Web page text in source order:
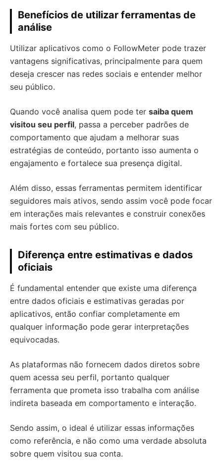
Benefícios de utilizar ferramentas de
análise
Utilizar aplicativos como o FollowMeter pode trazer
vantagens significativas, principalmente para quem
deseja crescer nas redes sociais e entender melhor
seu público.
Quando você analisa quem pode ter saiba quem
visitou seu perfil, passa a perceber padrões de
comportamento que ajudam a melhorar suas
estratégias de conteúdo, portanto isso aumenta o
engajamento e fortalece sua presença digital.
Além disso, essas ferramentas permitem identificar
seguidores mais ativos, sendo assim você pode focar
em interações mais relevantes e construir conexões
mais fortes com seu público.
Diferença entre estimativas e dados
oficiais
É fundamental entender que existe uma diferença
entre dados oficiais e estimativas geradas por
aplicativos, então confiar completamente em
qualquer informação pode gerar interpretações
equivocadas.
As plataformas não fornecem dados diretos sobre
quem acessa seu perfil, portanto qualquer
ferramenta que prometa isso trabalha com análise
indireta baseada em comportamento e interação.
Sendo assim, o ideal é utilizar essas informações
como referência, e não como uma verdade absoluta
sobre quem visitou sua conta.